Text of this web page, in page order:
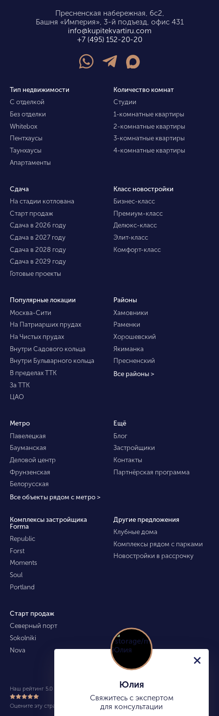
Пресненская набережная, 6с2,
Башня «Империя», 3-й подъезд, офис 431
info@kupitekvartiru.com
+7 (495) 152-20-20
Тип недвижимости
С отделкой
Без отделки
Whitebox
Пентхаусы
Таунхаусы
Апартаменты
Количество комнат
Студии
1-комнатные квартиры
2-комнатные квартиры
3-комнатные квартиры
4-комнатные квартиры
Сдача
На стадии котлована
Старт продаж
Сдача в 2026 году
Сдача в 2027 году
Сдача в 2028 году
Сдача в 2029 году
Готовые проекты
Класс новостройки
Бизнес-класс
Премиум-класс
Делюкс-класс
Элит-класс
Комфорт-класс
Популярные локации
Москва-Сити
На Патриарших прудах
На Чистых прудах
Внутри Садового кольца
Внутри Бульварного кольца
В пределах ТТК
За ТТК
ЦАО
Районы
Хамовники
Раменки
Хорошевский
Якиманка
Пресненский
Все районы >
Метро
Павелецкая
Бауманская
Деловой центр
Фрунзенская
Белорусская
Все объекты рядом с метро >
Ещё
Блог
Застройщики
Контакты
Партнёрская программа
Комплексы застройщика
Forma
Republic
Forst
Moments
Soul
Portland
Другие предложения
Клубные дома
Комплексы рядом с парками
Новостройки в рассрочку
Старт продаж
Северный порт
Sokolniki
Nova
Наш рейтинг 5.0 из 5 (490)
Оцените эту страницу
Юлия
Свяжитесь с экспертом
для консультации